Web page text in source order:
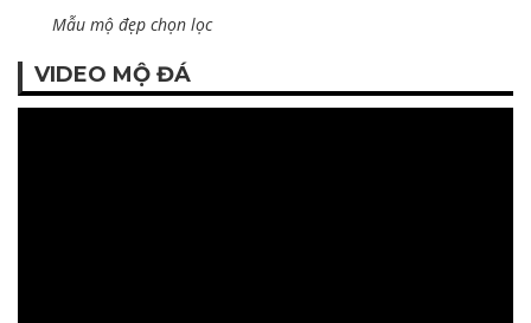
Mẫu mộ đẹp chọn lọc
VIDEO MỘ ĐÁ